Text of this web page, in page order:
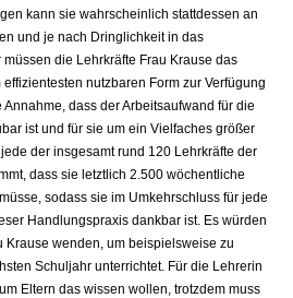
kann sie wahrscheinlich stattdessen an
und je nach Dringlichkeit in das
die Lehrkräfte Frau Krause das
nutzbaren Form zur Verfügung
dass der Arbeitsaufwand für die
ist und für sie um ein Vielfaches größer
der insgesamt rund 120 Lehrkräfte der
dass sie letztlich 2.500 wöchentliche
sodass sie im Umkehrschluss für jede
Handlungspraxis dankbar ist. Es würden
Krause wenden, um beispielsweise zu
Schuljahr unterrichtet. Für die Lehrerin
Eltern das wissen wollen, trotzdem muss